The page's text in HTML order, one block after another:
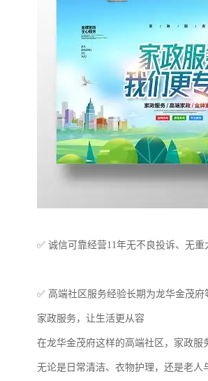
✅ 诚信可靠经营11年无不良投诉、无
✅ 高端社区服务经验长期为龙华金茂
家政服务，让生活更从容
在龙华金茂府这样的高端社区，家政服
无论是日常清洁、衣物护理，还是老人